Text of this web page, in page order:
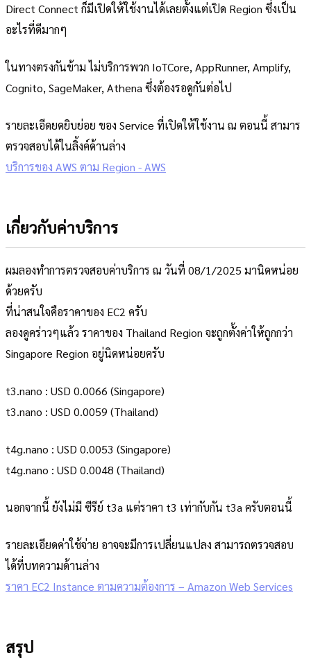
Direct Connect ก็มีเปิดให้ใช้งานได้เลยตั้งแต่เปิด Region ซึ่งเป็น
อะไรที่ดีมากๆ
ในทางตรงกันข้าม ไม่บริการพวก IoTCore, AppRunner, Amplify,
Cognito, SageMaker, Athena ซึ่งต้องรอดูกันต่อไป
รายละเอีดยดยิบย่อย ของ Service ที่เปิดให้ใช้งาน ณ ตอนนี้ สามาร
ตรวจสอบได้ในลิ้งค์ด้านล่าง
บริการของ AWS ตาม Region - AWS
เกี่ยวกับค่าบริการ
ผมลองทำการตรวจสอบค่าบริการ ณ วันที่ 08/1/2025 มานิดหน่อย
ด้วยครับ
ที่น่าสนใจคือราคาของ EC2 ครับ
ลองดูคร่าวๆแล้ว ราคาของ Thailand Region จะถูกตั้งค่าให้ถูกกว่า
Singapore Region อยู่นิดหน่อยครับ
t3.nano : USD 0.0066 (Singapore)
t3.nano : USD 0.0059 (Thailand)
t4g.nano : USD 0.0053 (Singapore)
t4g.nano : USD 0.0048 (Thailand)
นอกจากนี้ ยังไม่มี ซีรีย์ t3a แต่ราคา t3 เท่ากับกัน t3a ครับตอนนี้
รายละเอียดค่าใช้จ่าย อาจจะมีการเปลี่ยนแปลง สามารถตรวจสอบ
ได้ที่บทความด้านล่าง
ราคา EC2 Instance ตามความต้องการ – Amazon Web Services
สรุป